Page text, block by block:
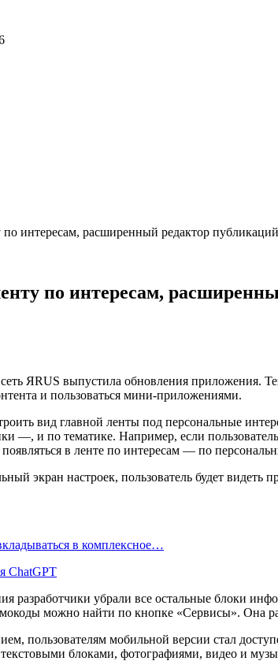
по интересам, расширенный редактор
по интересам,
ЯRUS выпустила обновления приложения.
и пользоваться мини-приложениями.
вид главной ленты под персональные
—, и по тематике. Например, если
в ленте по интересам — по
экран настроек, пользователь будет
в комплексное…
ChatGPT
разработчики убрали все остальные блоки
можно найти по кнопке «Сервисы». Она
пользователям мобильной версии стал
блоками, фотографиями, видео и